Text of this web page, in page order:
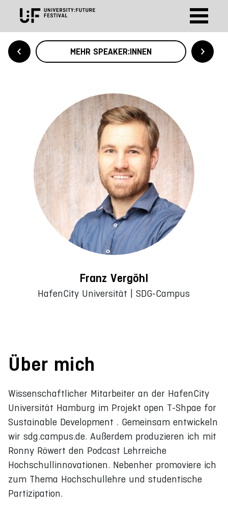
MEHR SPEAKER:INNEN
Franz Vergöhl
HafenCity Universität | SDG-Campus
Über mich
Wissenschaftlicher Mitarbeiter an der HafenCity
Universität Hamburg im Projekt open T-Shpae for
Sustainable Development . Gemeinsam entwickeln
wir sdg.campus.de. Außerdem produzieren ich mit
Ronny Röwert den Podcast Lehrreiche
Hochschullinnovationen. Nebenher promoviere ich
zum Thema Hochschullehre und studentische
Partizipation.